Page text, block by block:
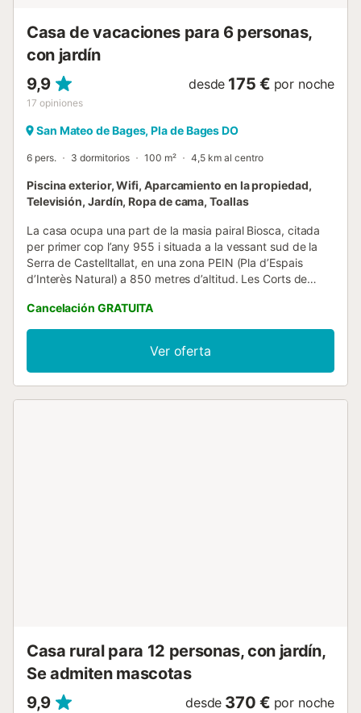
Casa de vacaciones para 6 personas,
con jardín
9,9
17 opiniones
desde 175 € por noche
San Mateo de Bages, Pla de Bages DO
6 pers. 3 dormitorios 100 m² 4,5 km al centro
Piscina exterior, Wifi, Aparcamiento en la propiedad,
Televisión, Jardín, Ropa de cama, Toallas
La casa ocupa una part de la masia pairal Biosca, citada
per primer cop l’any 955 i situada a la vessant sud de la
Serra de Castelltallat, en una zona PEIN (Pla d’Espais
d’Interès Natural) a 850 metres d’altitud. Les Corts de
habitació individual-biblioteca (que pot convertir-se en
doble), bany complet i lavabo, cuina, menjador-sala d’estar
amb foc a terra, i terrassa de grans dimensions. Té vistes
excel·lents a Montserrat i està plenament equipada:
calefacció, cuina amb microones i rentavaixelles,
Cancelación GRATUITA
Ver oferta
Casa rural para 12 personas, con jardín,
Se admiten mascotas
9,9
desde 370 € por noche